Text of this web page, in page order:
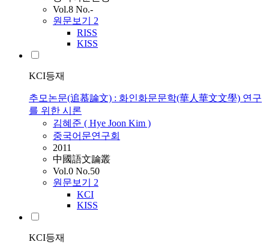
Vol.8 No.-
원문보기 2
RISS
KISS
KCI등재
추모논문(追慕論文) : 화인화문문학(華人華文文學) 연구
를 위한 시론
김혜준 ( Hye Joon Kim )
중국어문연구회
2011
中國語文論叢
Vol.0 No.50
원문보기 2
KCI
KISS
KCI등재